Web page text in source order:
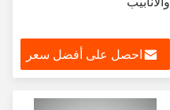
احصل على أفضل سعر